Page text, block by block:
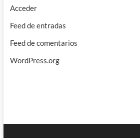
Acceder
Feed de entradas
Feed de comentarios
WordPress.org